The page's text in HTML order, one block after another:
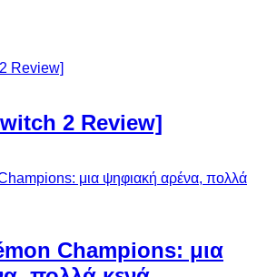
2 Review]
Champions: μια